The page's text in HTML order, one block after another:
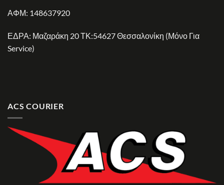
ΑΦΜ: 148637920
ΕΔΡΑ: Μαζαράκη 20 ΤΚ:54627 Θεσσαλονίκη (Μόνο Για
Service)
ACS COURIER